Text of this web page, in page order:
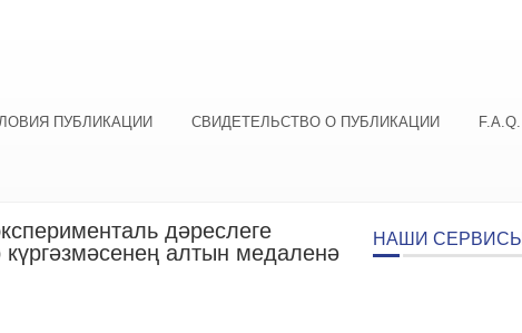
ПУБЛИКАЦИИ СВИДЕТЕЛЬСТВО О ПУБЛИКАЦИИ F.A.Q.
дәреслеге
алтын медаленә
НАШИ СЕРВИСЫ